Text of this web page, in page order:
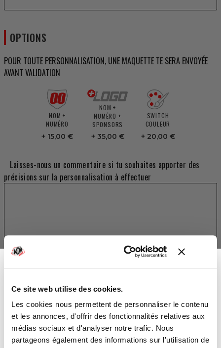
Ce site web utilise des cookies.
Les cookies nous permettent de personnaliser le contenu
et les annonces, d'offrir des fonctionnalités relatives aux
médias sociaux et d'analyser notre trafic. Nous
partageons également des informations sur l'utilisation de
OPTIONS
POUR TOUTE PERSONNALISATION, UNE MAQUETTE TE SERA ENVOYÉE
AVANT VALIDATION
NOM +
NUMÉRO
15,00 €
NOM +
NUMÉRO +
SPONSORS
35,00 €
SWITCH
COULEUR
20,00 €
Laisses-nous un commentaire si tu souhaites apporter des
précisions sur la personnalisation à effectuer
AJOUTER AU PANIER
-10%